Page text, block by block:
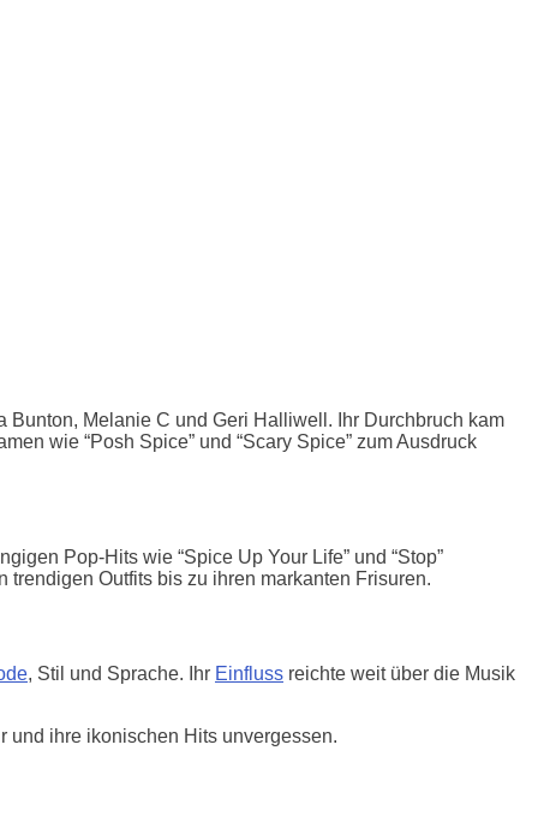
Melanie C und Geri Halliwell. Ihr Durchbruch kam
wie “Posh Spice” und “Scary Spice” zum Ausdruck
Pop-Hits wie “Spice Up Your Life” und “Stop”
Outfits bis zu ihren markanten Frisuren.
, Stil und Sprache. Ihr Einfluss reichte weit über die Musik
und ihre ikonischen Hits unvergessen.